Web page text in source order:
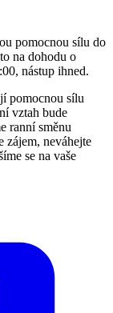
pomocnou sílu do
na dohodu o
nástup ihned.
pomocnou sílu
vztah bude
ranní směnu
zájem, neváhejte
se na vaše